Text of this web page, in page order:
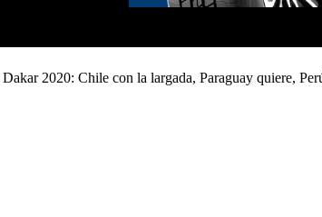
Dakar 2020: Chile con la largada, Paraguay quiere,